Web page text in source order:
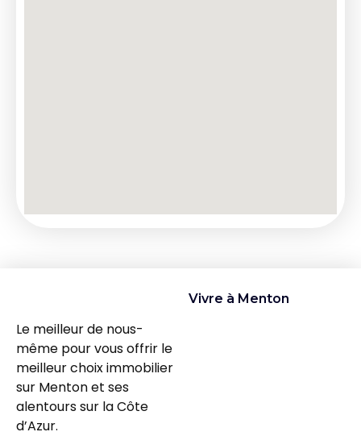
Le meilleur de nous-
même pour vous offrir le
meilleur choix immobilier
sur Menton et ses
alentours sur la Côte
d’Azur.
Vivre à Menton